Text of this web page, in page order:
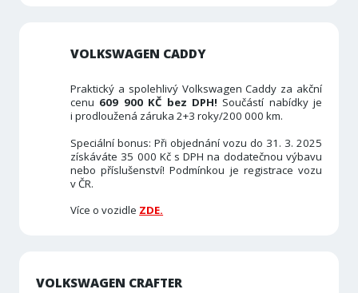
VOLKSWAGEN CADDY
Praktický a spolehlivý Volkswagen Caddy za akční
cenu 609 900 KČ bez DPH! Součástí nabídky je
i prodloužená záruka 2+3 roky/200 000 km.
Speciální bonus: Při objednání vozu do 31. 3. 2025
získáváte 35 000 Kč s DPH na dodatečnou výbavu
nebo příslušenství! Podmínkou je registrace vozu
v ČR.
Více o vozidle ZDE.
VOLKSWAGEN CRAFTER